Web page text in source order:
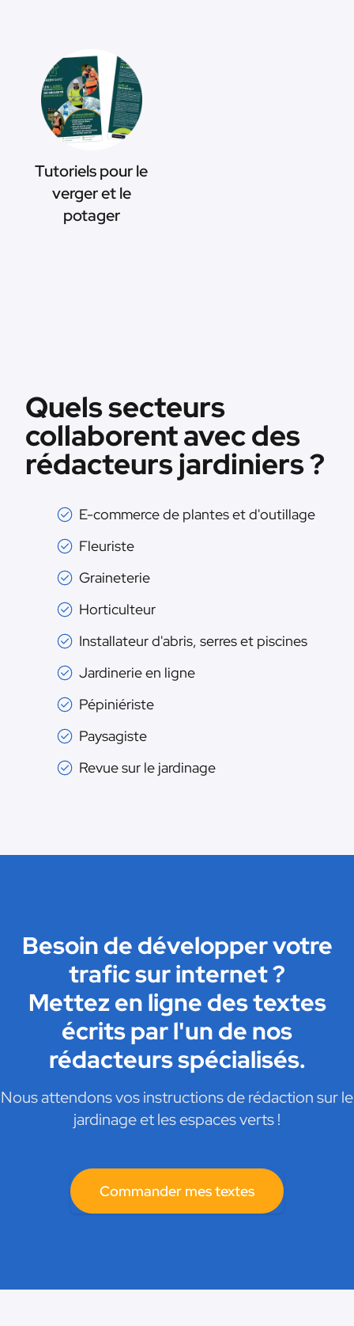
Tutoriels pour le
verger et le
potager
Quels secteurs
collaborent avec des
rédacteurs jardiniers ?
E-commerce de plantes et d'outillage
Fleuriste
Graineterie
Horticulteur
Installateur d'abris, serres et piscines
Jardinerie en ligne
Pépiniériste
Paysagiste
Revue sur le jardinage
Besoin de développer votre
trafic sur internet ?
Mettez en ligne des textes
écrits par l'un de nos
rédacteurs spécialisés.
Nous attendons vos instructions de rédaction sur le
jardinage et les espaces verts !
Commander mes textes